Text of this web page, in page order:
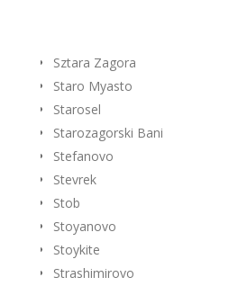
Sztara Zagora
Staro Myasto
Starosel
Starozagorski Bani
Stefanovo
Stevrek
Stob
Stoyanovo
Stoykite
Strashimirovo